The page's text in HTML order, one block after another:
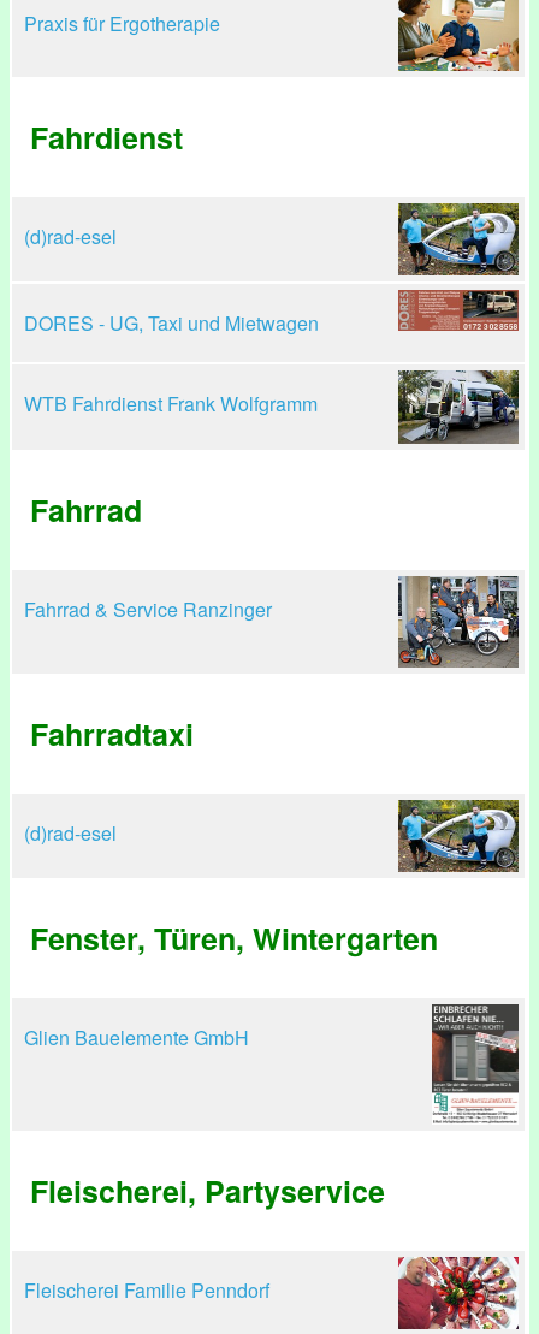
Praxis für Ergotherapie
Fahrdienst
(d)rad-esel
DORES - UG, Taxi und Mietwagen
WTB Fahrdienst Frank Wolfgramm
Fahrrad
Fahrrad & Service Ranzinger
Fahrradtaxi
(d)rad-esel
Fenster, Türen, Wintergarten
Glien Bauelemente GmbH
Fleischerei, Partyservice
Fleischerei Familie Penndorf